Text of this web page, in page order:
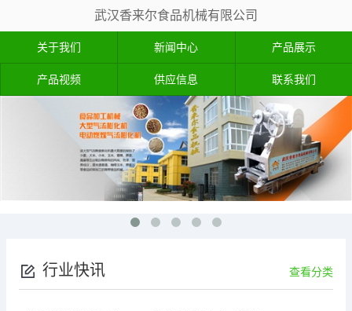
武汉香来尔食品机械有限公司
关于我们 新闻中心 产品展示
产品视频 供应信息 联系我们
行业快讯 查看分类